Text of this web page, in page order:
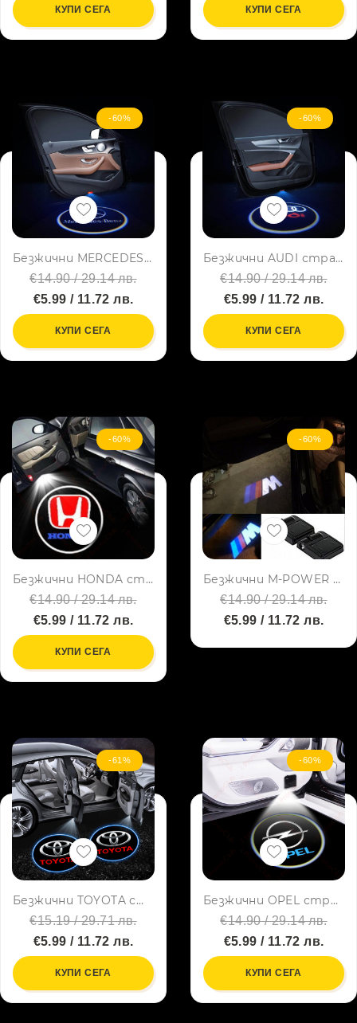
КУПИ СЕГА КУПИ СЕГА
-60%
Безжични MERCEDES BENZ странични светлини за врата на кола JQ-666, 2 броя, LED лого, BFO3
€14.90 / 29.14 лв.
€5.99 / 11.72 лв.
КУПИ СЕГА
-60%
Безжични AUDI странични светлини за врата на кола JQ-666, 2 броя, LED лого, BFO3
€14.90 / 29.14 лв.
€5.99 / 11.72 лв.
КУПИ СЕГА
-60%
Безжични HONDA странични светлини за врата на кола JQ-666, 2 броя LED лого
€14.90 / 29.14 лв.
€5.99 / 11.72 лв.
КУПИ СЕГА
-60%
Безжични M-POWER странични светлини за врата на кола JQ-666, 2 броя LED лого
€14.90 / 29.14 лв.
€5.99 / 11.72 лв.
-61%
Безжични TOYOTA странични светлини за врата на кола, 2 броя, LED лого
€15.19 / 29.71 лв.
€5.99 / 11.72 лв.
КУПИ СЕГА
-60%
Безжични OPEL странични светлини за врата на кола JQ-666, 2 броя LED лого
€14.90 / 29.14 лв.
€5.99 / 11.72 лв.
КУПИ СЕГА